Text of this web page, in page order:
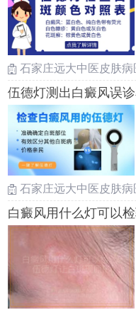
石家庄远大中医皮肤
伍德灯测出白癜风误
石家庄远大中医皮肤
白癜风用什么灯可以